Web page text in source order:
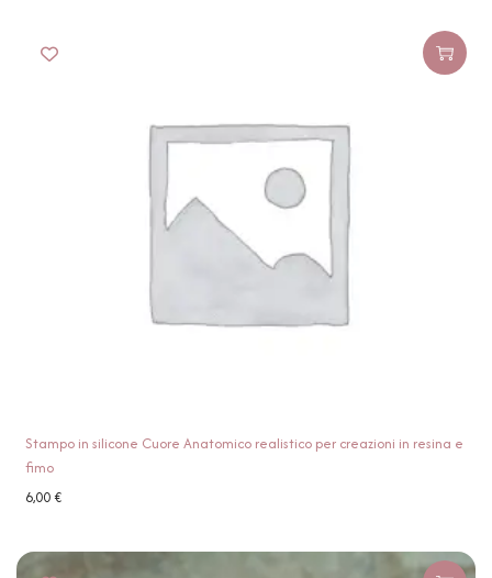
Stampo in silicone Cuore Anatomico realistico per creazioni in resina e
fimo
6,00€